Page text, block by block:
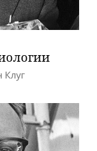
Клуг